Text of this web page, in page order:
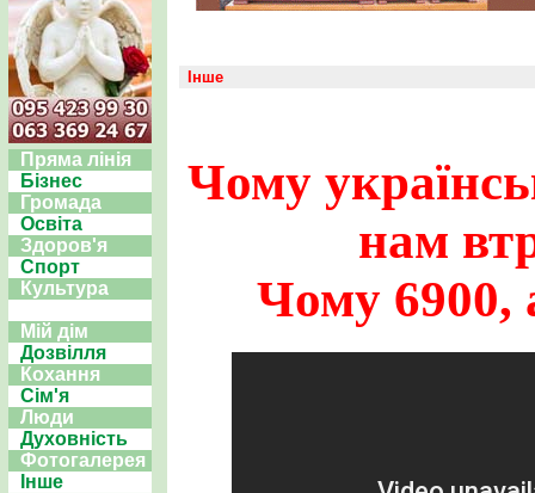
Пряма лінія
Бізнес
Громада
Освіта
Здоров'я
Спорт
Культура
Мій дім
Дозвілля
Кохання
Сім'я
Люди
Духовність
Фотогалерея
Інше
Інше
Чому
нам
Чому 6900,